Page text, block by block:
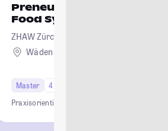
Preneurship for
Food Systems
ZHAW Zürcher Hochschule für
Wissenschaften
Wädenswil + 2
Master
4 Semester
Praxisorientiert